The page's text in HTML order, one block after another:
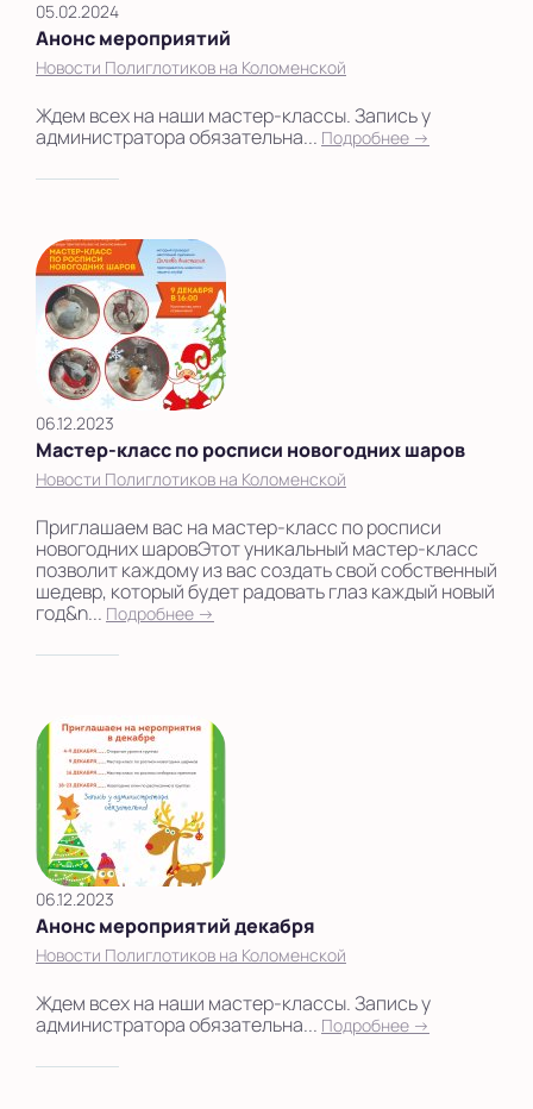
05.02.2024
Анонс мероприятий
Новости Полиглотиков на Коломенской
Ждем всех на наши мастер-классы. Запись у
администратора обязательна... Подробнее →
06.12.2023
Мастер-класс по росписи новогодних шаров
Новости Полиглотиков на Коломенской
Приглашаем вас на мастер-класс по росписи
новогодних шаровЭтот уникальный мастер-класс
позволит каждому из вас создать свой собственный
шедевр, который будет радовать глаз каждый новый
год&n... Подробнее →
06.12.2023
Анонс мероприятий декабря
Новости Полиглотиков на Коломенской
Ждем всех на наши мастер-классы. Запись у
администратора обязательна... Подробнее →